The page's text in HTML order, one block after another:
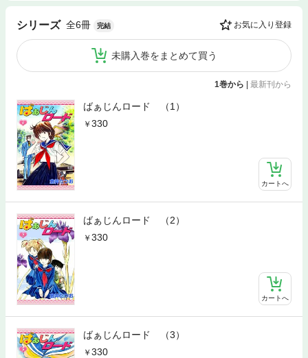
シリーズ 全6冊 完結 お気に入り登録
未購入巻をまとめて買う
1巻から 最新刊から
ばぁじんロード （1）
330
カートへ
ばぁじんロード （2）
330
カートへ
ばぁじんロード （3）
330